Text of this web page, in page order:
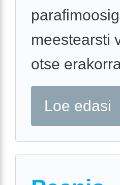
meestearsti
otse
Loe edasi